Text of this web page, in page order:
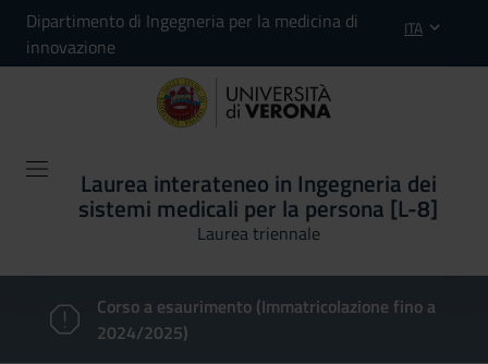
Dipartimento di Ingegneria per la medicina di
innovazione
ITA
Laurea interateneo in Ingegneria dei
sistemi medicali per la persona [L-8]
Laurea triennale
Corso a esaurimento (Immatricolazione fino a
2024/2025)